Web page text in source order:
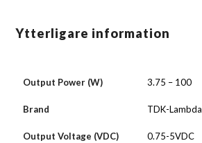
Ytterligare information
Output Power (W) 3.75 – 100
Brand TDK-Lambda
Output Voltage (VDC) 0.75-5VDC